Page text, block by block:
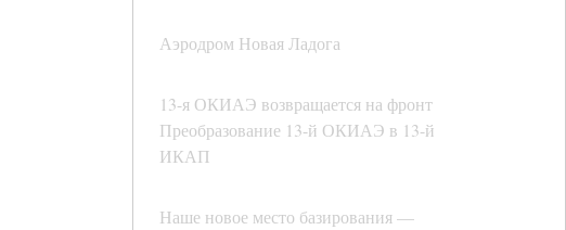
Аэродром Новая Ладога
13-я ОКИАЭ возвращается на фронт
Преобразование 13-й ОКИАЭ в 13-й
ИКАП
Наше новое место базирования —